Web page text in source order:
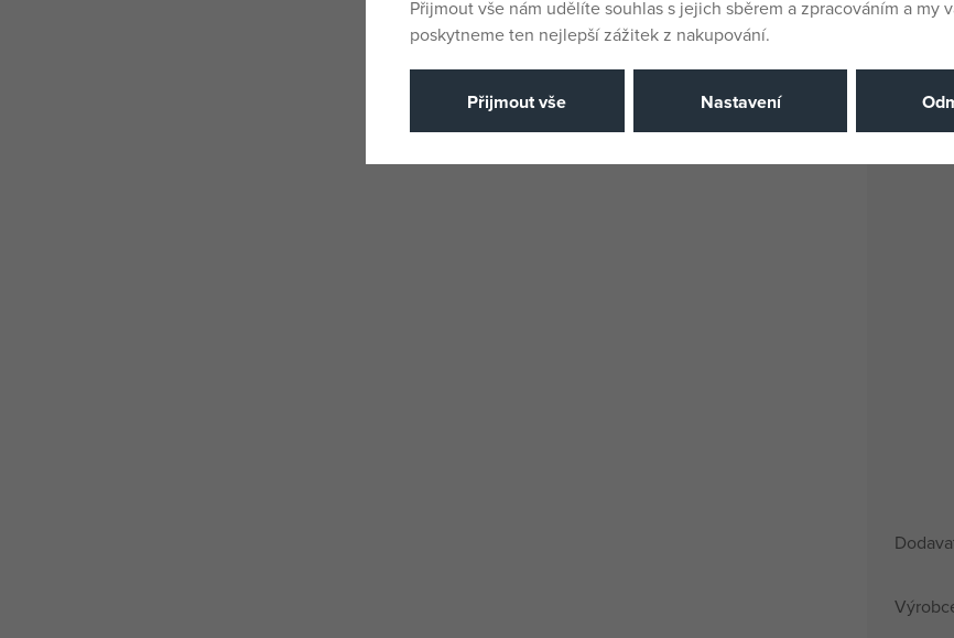
Přijmout vše nám udělíte souhlas s jejich sběrem a zpracováním a my
poskytneme ten nejlepší zážitek z nakupování.
Přijmout vše Nastavení